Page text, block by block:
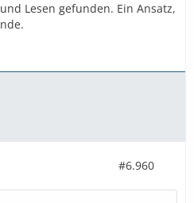
Lesen gefunden. Ein Ansatz,
#6.960